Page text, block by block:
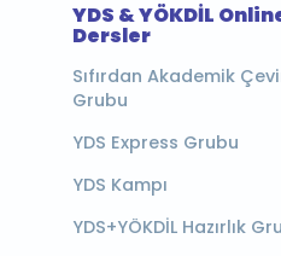
YDS & YÖKDİL
Dersler
Sıfırdan Akademik
Grubu
YDS Express Grubu
YDS Kampı
YDS+YÖKDİL Hazırlık